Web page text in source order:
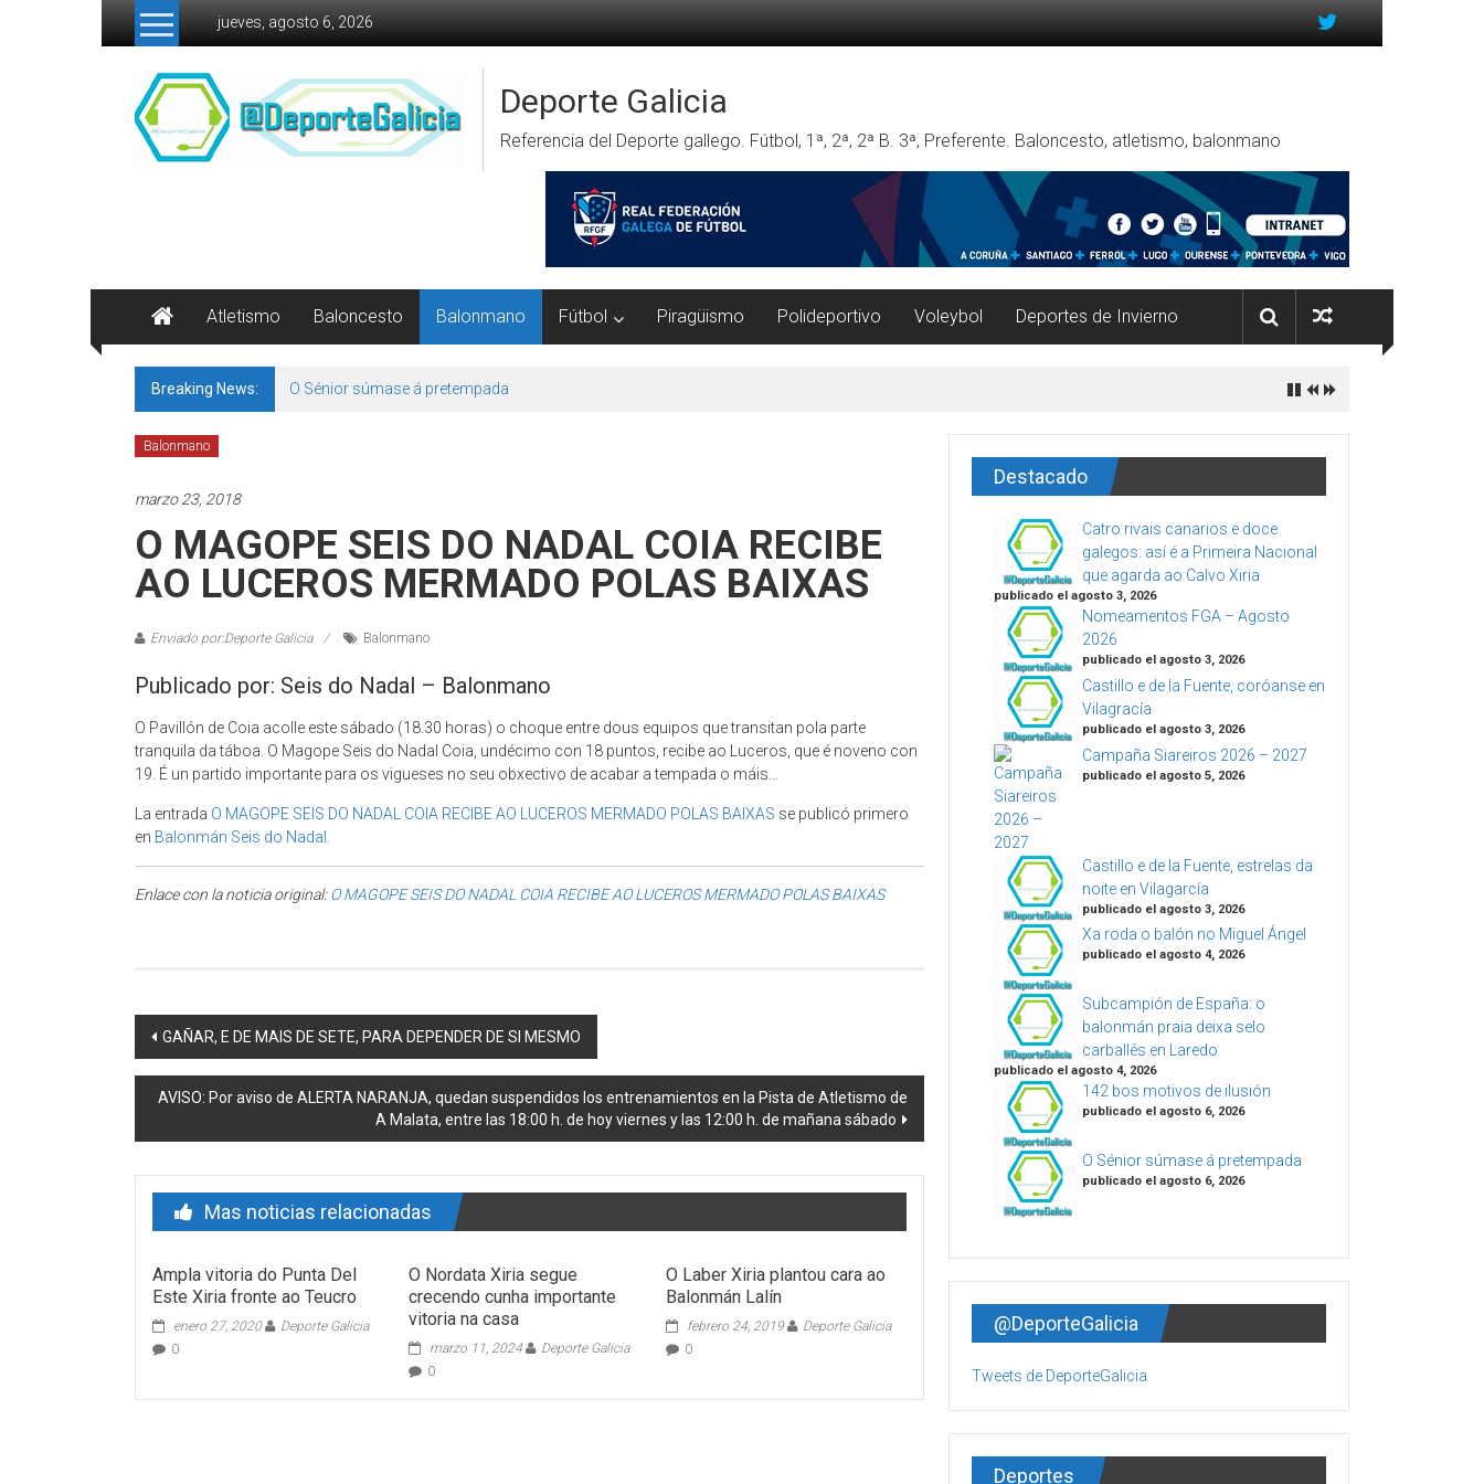
Skip to content
jueves, agosto 6, 2026
Deporte Galicia
Referencia del Deporte gallego. Fútbol, 1ª, 2ª, 2ª B. 3ª, Preferente. Baloncesto, atletismo, balonmano
Atletismo Baloncesto Balonmano Fútbol Piragüismo Polideportivo Voleybol Deportes de Invierno
Breaking News: O Sénior súmase á pretempada
Balonmano
marzo 23, 2018
O MAGOPE SEIS DO NADAL COIA RECIBE
AO LUCEROS MERMADO POLAS BAIXAS
Enviado por:Deporte Galicia Balonmano
Publicado por: Seis do Nadal – Balonmano
O Pavillón de Coia acolle este sábado (18.30 horas) o choque entre dous equipos que transitan pola parte
tranquila da táboa. O Magope Seis do Nadal Coia, undécimo con 18 puntos, recibe ao Luceros, que é noveno con
19. É un partido importante para os vigueses no seu obxectivo de acabar a tempada o máis…
La entrada O MAGOPE SEIS DO NADAL COIA RECIBE AO LUCEROS MERMADO POLAS BAIXAS se publicó primero
en Balonmán Seis do Nadal
Enlace con la noticia original:O MAGOPE SEIS DO NADAL COIA RECIBE AO LUCEROS MERMADO POLAS BAIXAS
Post navigation
GAÑAR, E DE MAIS DE SETE, PARA DEPENDER DE SI MESMO
AVISO: Por aviso de ALERTA NARANJA, quedan suspendidos los entrenamientos en la Pista de Atletismo de
A Malata, entre las 18:00 h. de hoy viernes y las 12:00 h. de mañana sábado
Mas noticias relacionadas
Ampla vitoria do Punta Del
Este Xiria fronte ao Teucro
enero 27, 2020
Deporte Galicia
0
O Nordata Xiria segue
crecendo cunha importante
vitoria na casa
marzo 11, 2024
Deporte Galicia
0
O Laber Xiria plantou cara ao
Balonmán Lalín
febrero 24, 2019
Deporte Galicia
0
Destacado
Catro rivais canarios e doce
galegos: así é a Primeira Nacional
que agarda ao Calvo Xiria
publicado el agosto 3, 2026
Nomeamentos FGA – Agosto
2026
publicado el agosto 3, 2026
Castillo e de la Fuente, coróanse en
Vilagracía
publicado el agosto 3, 2026
Campaña Siareiros 2026 – 2027
publicado el agosto 5, 2026
Castillo e de la Fuente, estrelas da
noite en Vilagarcía
publicado el agosto 3, 2026
Xa roda o balón no Miguel Ángel
publicado el agosto 4, 2026
Subcampión de España: o
balonmán praia deixa selo
carballés en Laredo
publicado el agosto 4, 2026
142 bos motivos de ilusión
publicado el agosto 6, 2026
O Sénior súmase á pretempada
publicado el agosto 6, 2026
@DeporteGalicia
Tweets de DeporteGalicia
Deportes